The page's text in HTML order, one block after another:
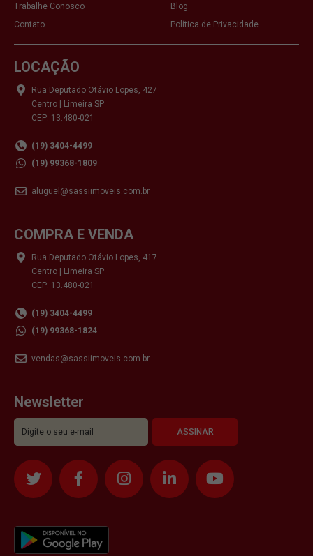
Trabalhe Conosco
Blog
Contato
Política de Privacidade
LOCAÇÃO
Rua Deputado Otávio Lopes, 427
Centro | Limeira SP
CEP: 13.480-021
(19) 3404-4499
(19) 99368-1809
aluguel@sassiimoveis.com.br
COMPRA E VENDA
Rua Deputado Otávio Lopes, 417
Centro | Limeira SP
CEP: 13.480-021
(19) 3404-4499
(19) 99368-1824
vendas@sassiimoveis.com.br
Newsletter